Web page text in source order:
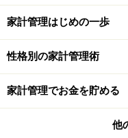
本記事の内容は一般的な
投資や資産運用に関する
行ってください。
掲載情報の正確性・完全
が、その内容を保証する
などについて当社は一切
家計管理はじめの一歩
性格別の家計管理術
家計管理でお金を貯める
他